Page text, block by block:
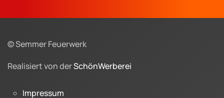
© Semmer Feuerwerk
Realisiert von derSchönWerberei
Impressum